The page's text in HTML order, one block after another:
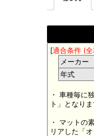
[適合条件 (
メーカー
年式
・ 車種毎に
ト」となりま
・ マットの
リアした「